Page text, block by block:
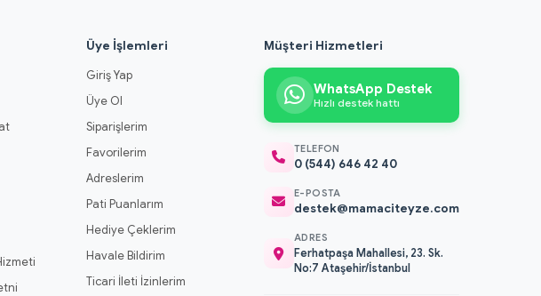
Üye İşlemleri
Giriş Yap
Üye Ol
Siparişlerim
Favorilerim
Adreslerim
Pati Puanlarım
Hediye Çeklerim
Havale Bildirim
Ticari İleti İzinlerim
Müşteri Hizmetleri
WhatsApp Destek
Hızlı destek hattı
TELEFON
0 (544) 646 42 40
E-POSTA
destek@mamaciteyze.com
ADRES
Ferhatpaşa Mahallesi, 23. Sk.
No:7 Ataşehir/İstanbul